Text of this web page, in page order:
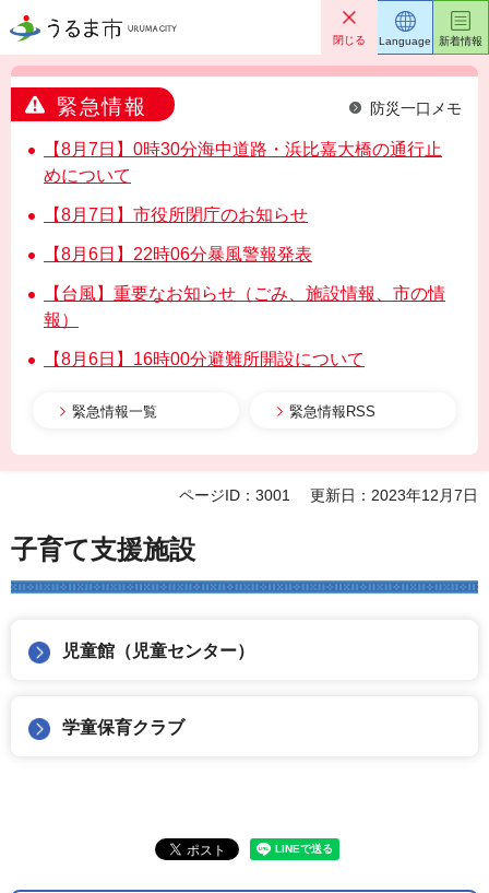
うるま市 閉じる
緊急情報 防災一口メモ
【8月7日】0時30分海中道路・浜比嘉大橋の通行止
めについて
【8月7日】市役所閉庁のお知らせ
【8月6日】22時06分暴風警報発表
【台風】重要なお知らせ（ごみ、施設情報、市の情
報）
【8月6日】16時00分避難所開設について
緊急情報一覧 緊急情報RSS
Language 新着情報
ページID：3001 更新日：2023年12月7日
子育て支援施設
児童館（児童センター）
学童保育クラブ